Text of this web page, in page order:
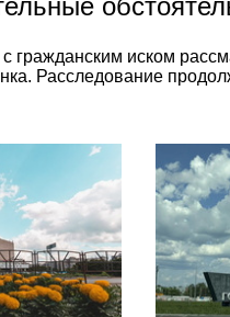
гражданским иском
Расследование